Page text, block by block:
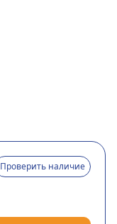
Проверить наличие